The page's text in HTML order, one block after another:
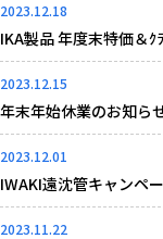
2023.12.18
IKA製品 年度末特価＆ｸ
2023.12.15
年末年始休業のお知ら
2023.12.01
IWAKI遠沈管キャンペ
2023.11.22